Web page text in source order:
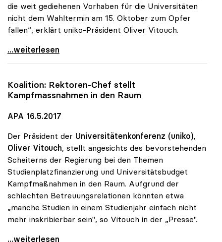
die weit gediehenen Vorhaben für die Universitäten
nicht dem Wahltermin am 15. Oktober zum Opfer
fallen“, erklärt uniko-Präsident Oliver Vitouch.
Glückwünsche der uniko zur Bestellung von Minister
...weiterlesen
Koalition: Rektoren-Chef stellt
Kampfmassnahmen in den Raum
APA 16.5.2017
Der Präsident der Universitätenkonferenz (uniko),
Oliver Vitouch, stellt angesichts des bevorstehenden
Scheiterns der Regierung bei den Themen
Studienplatzfinanzierung und Universitätsbudget
Kampfmaßnahmen in den Raum. Aufgrund der
schlechten Betreuungsrelationen könnten etwa
„manche Studien in einem Studienjahr einfach nicht
mehr inskribierbar sein", so Vitouch in der „Presse".
Koalition: Rektoren-Chef stellt Kampfmassnahmen in
...weiterlesen